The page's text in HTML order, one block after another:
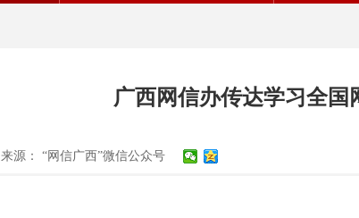
广西网信办传达学习全
来源： “网信广西”微信公众号